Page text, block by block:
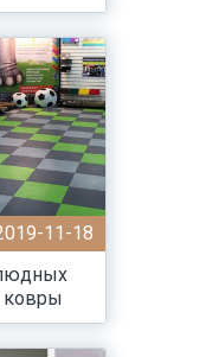
11-18
ковры